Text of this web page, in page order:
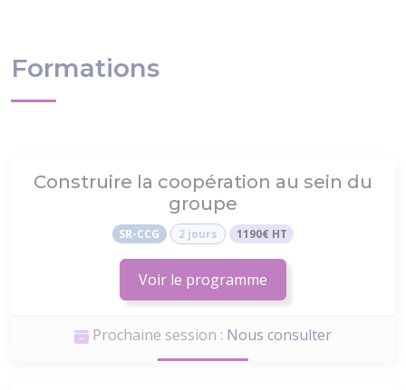
Formations
Construire la coopération au sein du
groupe
SR-CCG 2 jours 1190€ HT
Voir le programme
Prochaine session : Nous consulter